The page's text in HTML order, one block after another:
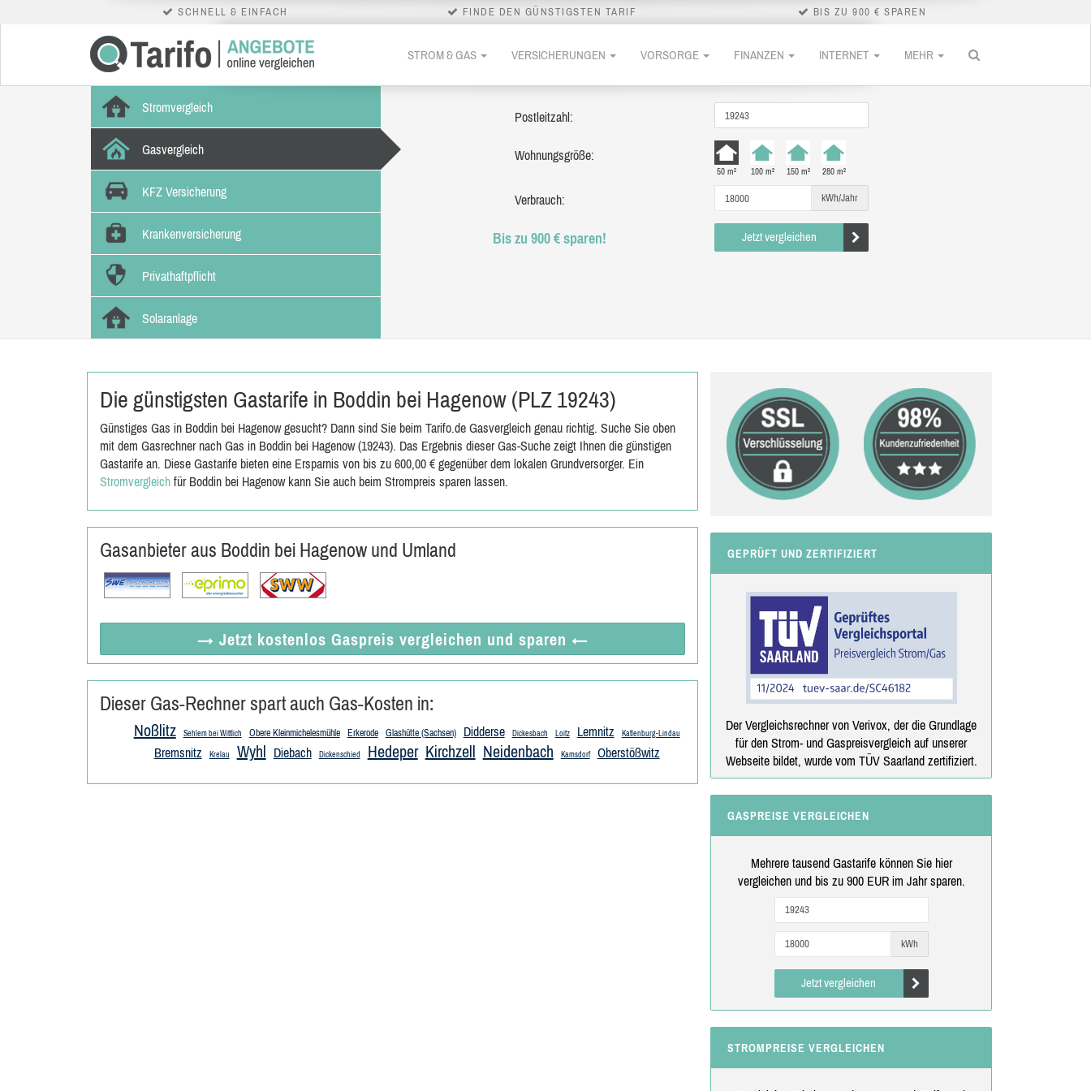
SCHNELL & EINFACH FINDE DEN GÜNSTIGSTEN TARIF BIS ZU 900 € SPAREN
STROM & GAS VERSICHERUNGEN VORSORGE FINANZEN INTERNET MEHR
Stromvergleich
Gasvergleich
KFZ Versicherung
Krankenversicherung
Privathaftpflicht
Solaranlage
Postleitzahl:
Wohnungsgröße:
50 m² 100 m² 150 m² 280 m²
Verbrauch: kWh/Jahr
Bis zu 900 € sparen! Jetzt vergleichen
Die günstigsten Gastarife in Boddin bei Hagenow (PLZ 19243)
Günstiges Gas in Boddin bei Hagenow gesucht? Dann sind Sie beim Tarifo.de Gasvergleich genau richtig. Suche Sie oben
mit dem Gasrechner nach Gas in Boddin bei Hagenow (19243). Das Ergebnis dieser Gas-Suche zeigt Ihnen die günstigen
Gastarife an. Diese Gastarife bieten eine Ersparnis von bis zu 600,00 € gegenüber dem lokalen Grundversorger. Ein
Stromvergleich für Boddin bei Hagenow kann Sie auch beim Strompreis sparen lassen.
Gasanbieter aus Boddin bei Hagenow und Umland
→ Jetzt kostenlos Gaspreis vergleichen und sparen ←
Dieser Gas-Rechner spart auch Gas-Kosten in:
Noßlitz Sehlem bei Wittlich Obere Kleinmichelesmühle Erkerode Glashütte (Sachsen) Didderse Dickesbach Loitz Lemnitz Katlenburg-Lindau
Bremsnitz Krelau Wyhl Diebach Dickenschied Hedeper Kirchzell Neidenbach Kamsdorf Oberstößwitz
GEPRÜFT UND ZERTIFIZIERT
Der Vergleichsrechner von Verivox, der die Grundlage
für den Strom- und Gaspreisvergleich auf unserer
Webseite bildet, wurde vom TÜV Saarland zertifiziert.
GASPREISE VERGLEICHEN
Mehrere tausend Gastarife können Sie hier
vergleichen und bis zu 900 EUR im Jahr sparen.
kWh
Jetzt vergleichen
STROMPREISE VERGLEICHEN